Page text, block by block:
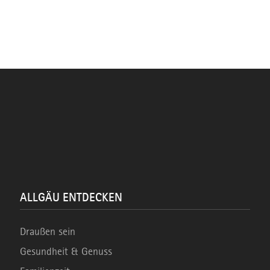
ALLGÄU ENTDECKEN
Draußen sein
Gesundheit & Genuss